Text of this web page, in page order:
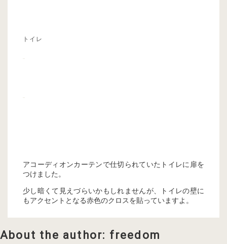
トイレ
アコーディオンカーテンで仕切られていたトイレに扉を
つけました。
少し暗くて見えづらいかもしれませんが、トイレの壁に
もアクセントとなる赤色のクロスを貼っていますよ。
About the author: freedom